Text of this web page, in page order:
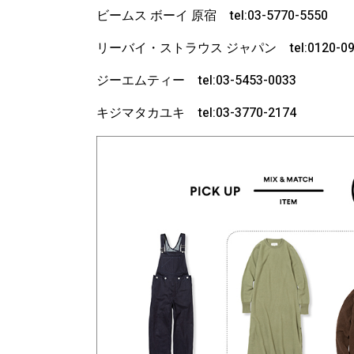
ビームス ボーイ 原宿 tel:03-5770-5550
リーバイ・ストラウス ジャパン tel:0120-
ジーエムティー tel:03-5453-0033
キジマタカユキ tel:03-3770-2174